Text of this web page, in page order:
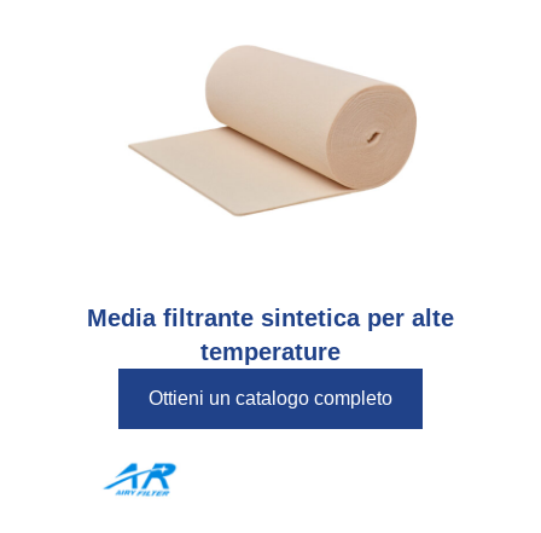
Media filtrante sintetica per alte
temperature
Ottieni un catalogo completo